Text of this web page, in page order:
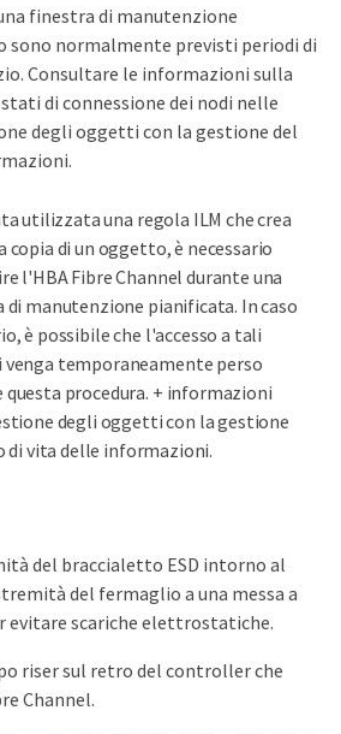
finestra di manutenzione
sono normalmente previsti periodi di
Consultare le informazioni sulla
di connessione dei nodi nelle
degli oggetti con la gestione del
utilizzata una regola ILM che crea
copia di un oggetto, è necessario
l'HBA Fibre Channel durante una
di manutenzione pianificata. In caso
è possibile che l'accesso a tali
temporaneamente perso
questa procedura. + informazioni
degli oggetti con la gestione
di vita delle informazioni.
del braccialetto ESD intorno al
del fermaglio a una messa a
evitare scariche elettrostatiche.
riser sul retro del controller che
Channel.